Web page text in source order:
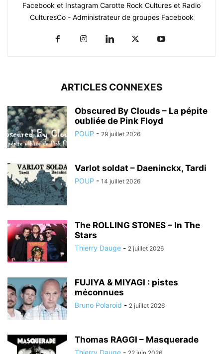
Facebook et Instagram Carotte Rock Cultures et Radio
CulturesCo - Administrateur de groupes Facebook
ARTICLES CONNEXES
Obscured By Clouds – La pépite
oubliée de Pink Floyd
POUP - 29 juillet 2026
Varlot soldat – Daeninckx, Tardi
POUP - 14 juillet 2026
The ROLLING STONES – In The
Stars
Thierry Dauge - 2 juillet 2026
FUJIYA & MIYAGI : pistes
méconnues
Bruno Polaroid - 2 juillet 2026
Thomas RAGGI – Masquerade
Thierry Dauge -